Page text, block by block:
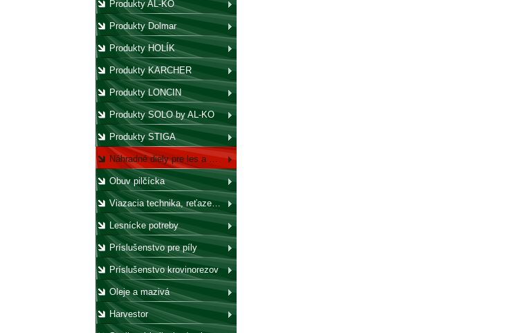
Produkty AL-KO
Produkty Dolmar
Produkty HOLÍK
Produkty KARCHER
Produkty LONCIN
Produkty SOLO by AL-KO
Produkty STIGA
Náhradné diely pre les a záhradu
Obuv pilčícka
Viazacia technika, reťaze, laná, háky, kladky
Lesnícke potreby
Príslušenstvo pre píly
Príslušenstvo krovinorezov
Oleje a mazivá
Harvestor